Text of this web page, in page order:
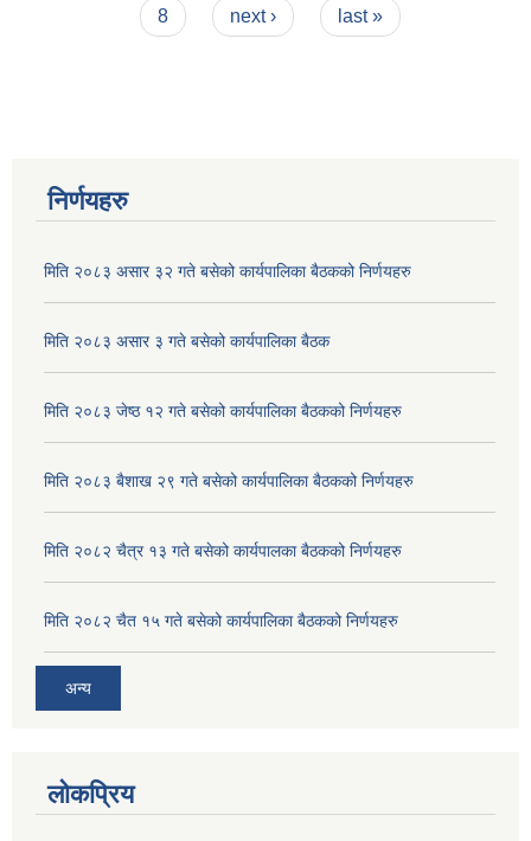
8
next › last »
निर्णयहरु
मिति २०८३ असार ३२ गते बसेको कार्यपालिका बैठकको निर्णयहरु
मिति २०८३ असार ३ गते बसेको कार्यपालिका बैठक
मिति २०८३ जेष्ठ १२ गते बसेको कार्यपालिका बैठकको निर्णयहरु
मिति २०८३ बैशाख २९ गते बसेको कार्यपालिका बैठकको निर्णयहरु
मिति २०८२ चैत्र १३ गते बसेको कार्यपालका बैठकको निर्णयहरु
मिति २०८२ चैत १५ गते बसेको कार्यपालिका बैठकको निर्णयहरु
अन्य
लोकप्रिय